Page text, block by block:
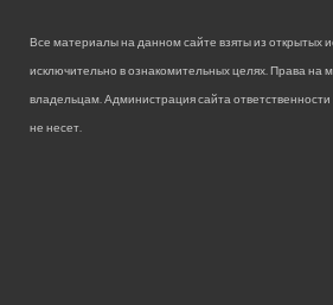
Все материалы на данном сайте взяты из открытых
исключительно в ознакомительных целях. Права на
владельцам. Администрация сайта
не несет.